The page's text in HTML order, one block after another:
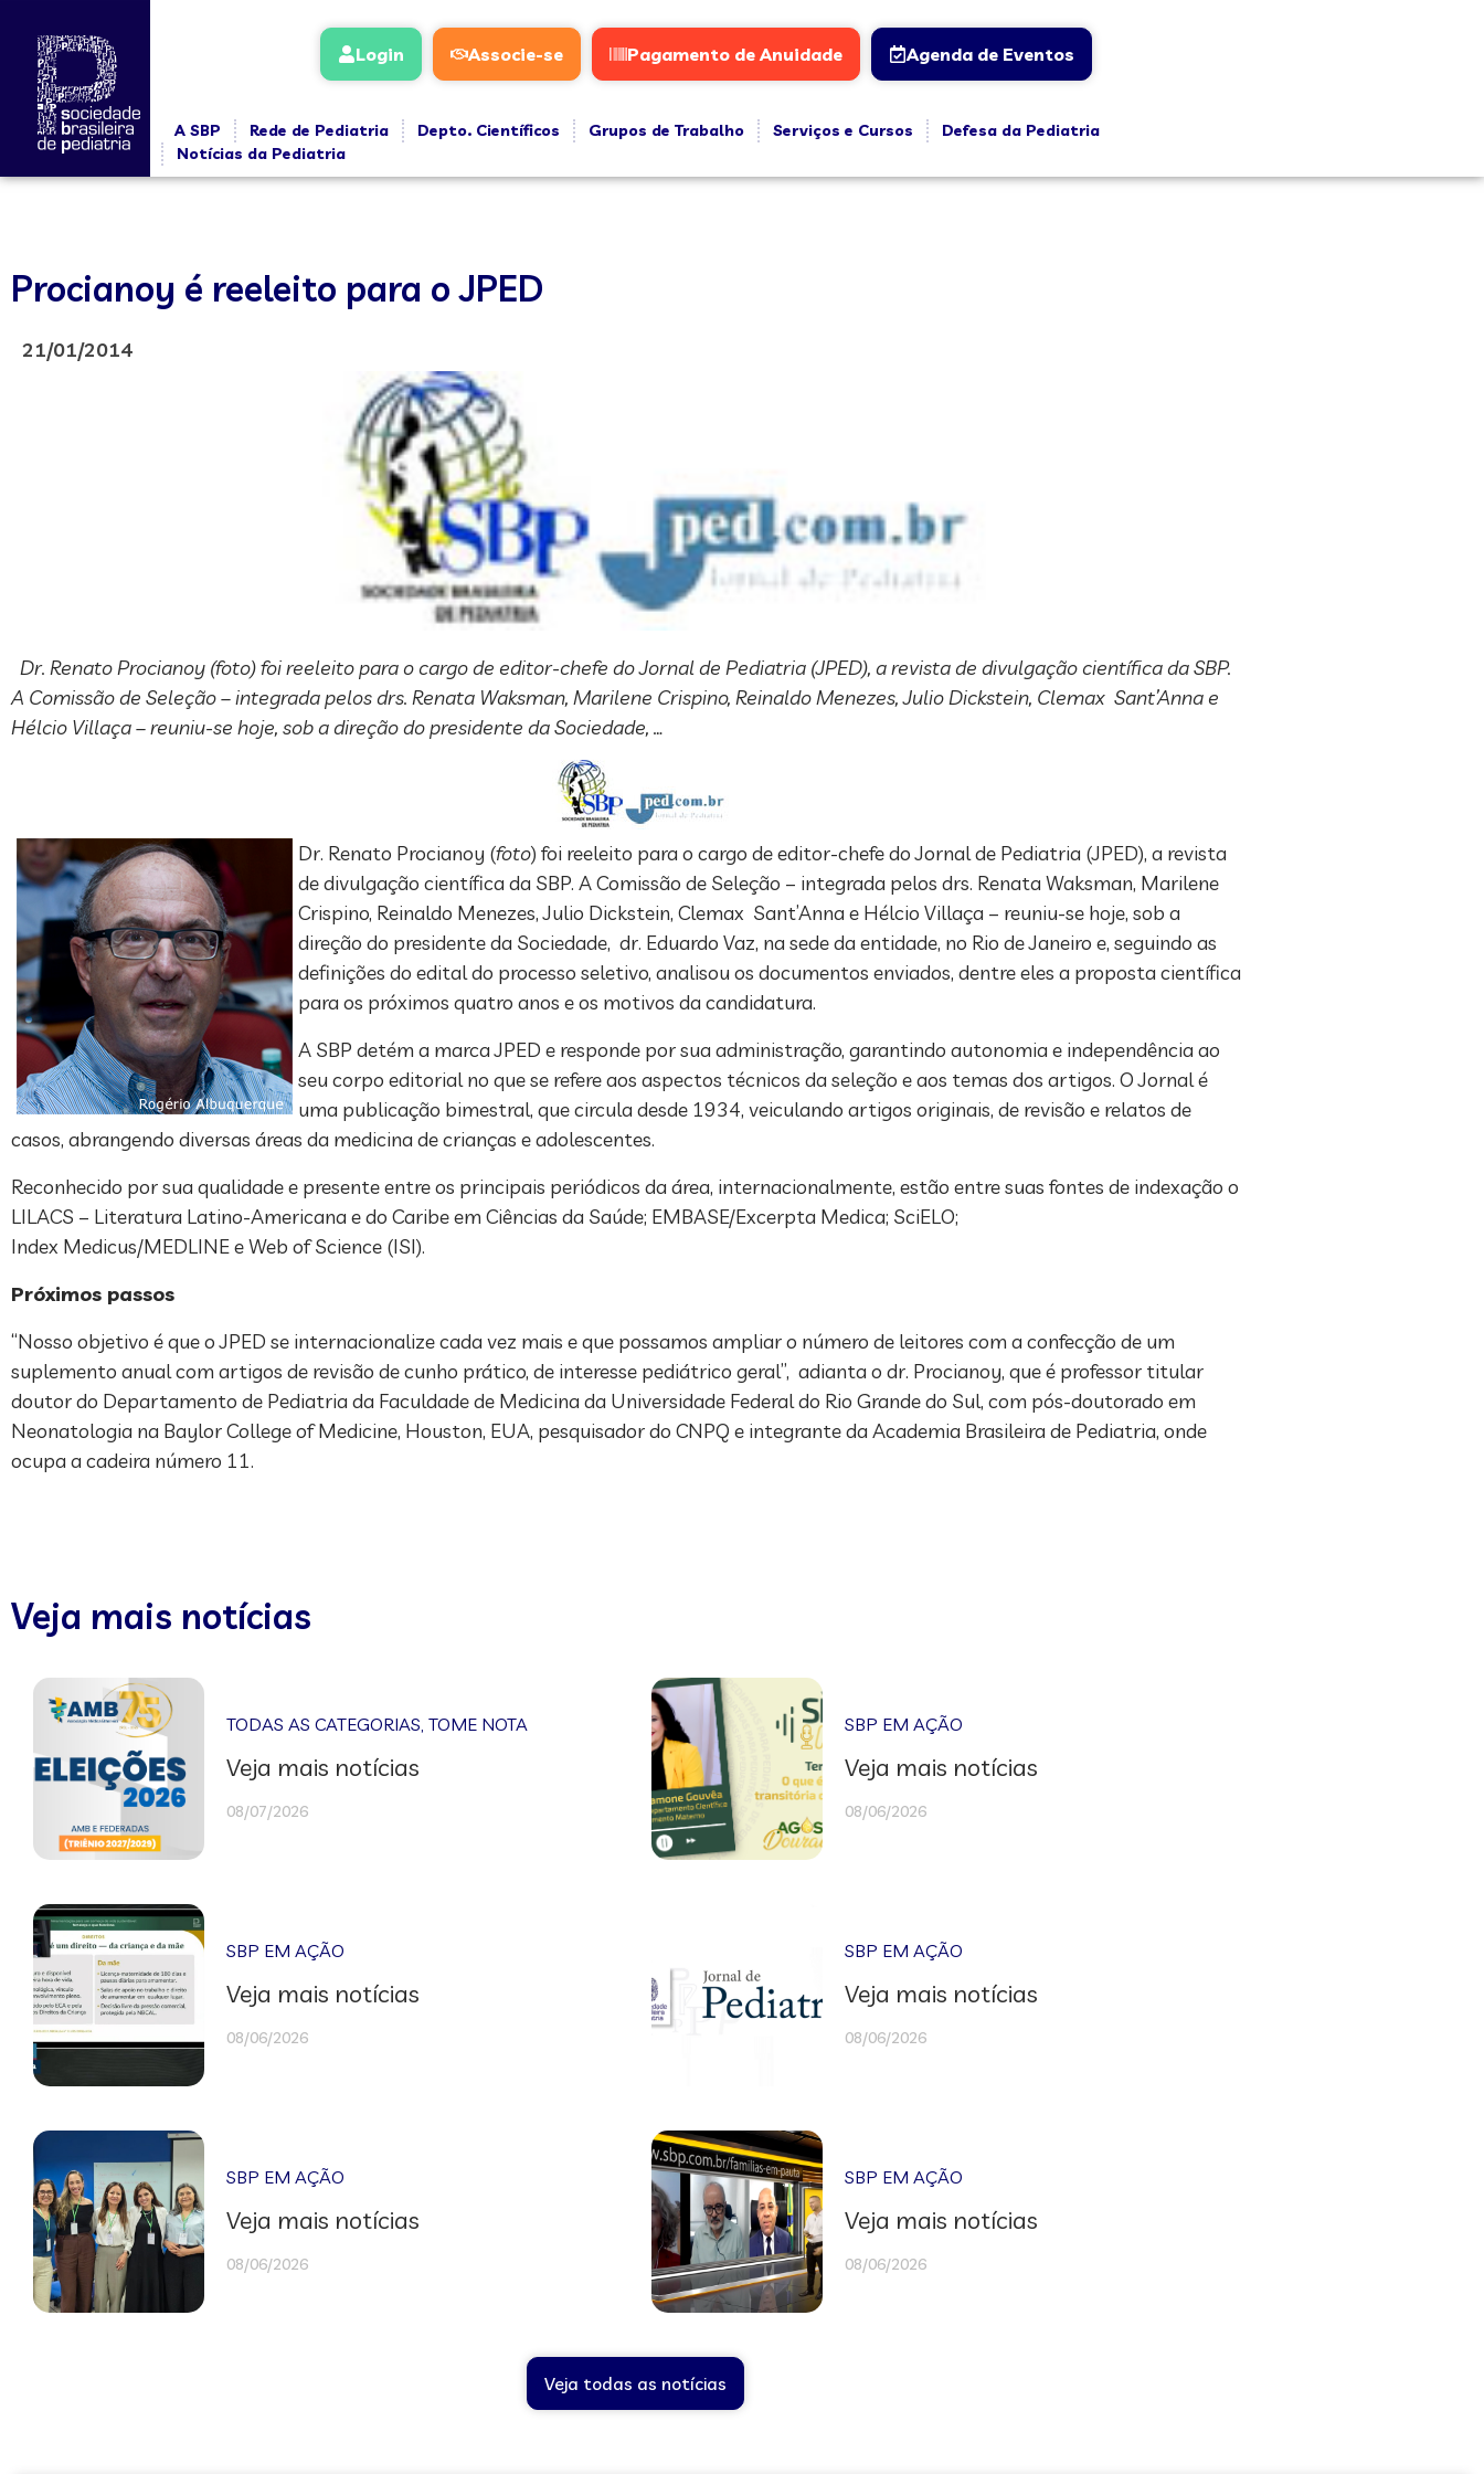
Login Associe-se Pagamento de Anuidade Agenda de Eventos
A SBP Rede de Pediatria Depto. Científicos Grupos de Trabalho Serviços e Cursos
Defesa da Pediatria
Notícias da Pediatria
Procianoy é reeleito para o JPED
21/01/2014
Dr. Renato Procianoy (foto) foi reeleito para o cargo de editor-chefe do Jornal de Pediatria (JPED), a revista de divulgação científica da SBP.
A Comissão de Seleção – integrada pelos drs. Renata Waksman, Marilene Crispino, Reinaldo Menezes, Julio Dickstein, Clemax Sant’Anna e
Hélcio Villaça – reuniu-se hoje, sob a direção do presidente da Sociedade, …
Dr. Renato Procianoy (foto) foi reeleito para o cargo de editor-chefe do Jornal de Pediatria (JPED), a revista
de divulgação científica da SBP. A Comissão de Seleção – integrada pelos drs. Renata Waksman, Marilene
Crispino, Reinaldo Menezes, Julio Dickstein, Clemax Sant’Anna e Hélcio Villaça – reuniu-se hoje, sob a
direção do presidente da Sociedade, dr. Eduardo Vaz, na sede da entidade, no Rio de Janeiro e, seguindo as
definições do edital do processo seletivo, analisou os documentos enviados, dentre eles a proposta científica
para os próximos quatro anos e os motivos da candidatura.
A SBP detém a marca JPED e responde por sua administração, garantindo autonomia e independência ao
seu corpo editorial no que se refere aos aspectos técnicos da seleção e aos temas dos artigos. O Jornal é
uma publicação bimestral, que circula desde 1934, veiculando artigos originais, de revisão e relatos de
casos, abrangendo diversas áreas da medicina de crianças e adolescentes.
Reconhecido por sua qualidade e presente entre os principais periódicos da área, internacionalmente, estão entre suas fontes de indexação o
LILACS – Literatura Latino-Americana e do Caribe em Ciências da Saúde; EMBASE/Excerpta Medica; SciELO;
Index Medicus/MEDLINE e Web of Science (ISI).
Próximos passos
“Nosso objetivo é que o JPED se internacionalize cada vez mais e que possamos ampliar o número de leitores com a confecção de um
suplemento anual com artigos de revisão de cunho prático, de interesse pediátrico geral”, adianta o dr. Procianoy, que é professor titular
doutor do Departamento de Pediatria da Faculdade de Medicina da Universidade Federal do Rio Grande do Sul, com pós-doutorado em
Neonatologia na Baylor College of Medicine, Houston, EUA, pesquisador do CNPQ e integrante da Academia Brasileira de Pediatria, onde
ocupa a cadeira número 11.
Veja mais notícias
TODAS AS CATEGORIAS,TOME NOTA
Veja mais notícias
08/07/2026
SBP EM AÇÃO
Veja mais notícias
08/06/2026
SBP EM AÇÃO
Veja mais notícias
08/06/2026
SBP EM AÇÃO
Veja mais notícias
08/06/2026
SBP EM AÇÃO
Veja mais notícias
08/06/2026
SBP EM AÇÃO
Veja mais notícias
08/06/2026
Veja todas as notícias